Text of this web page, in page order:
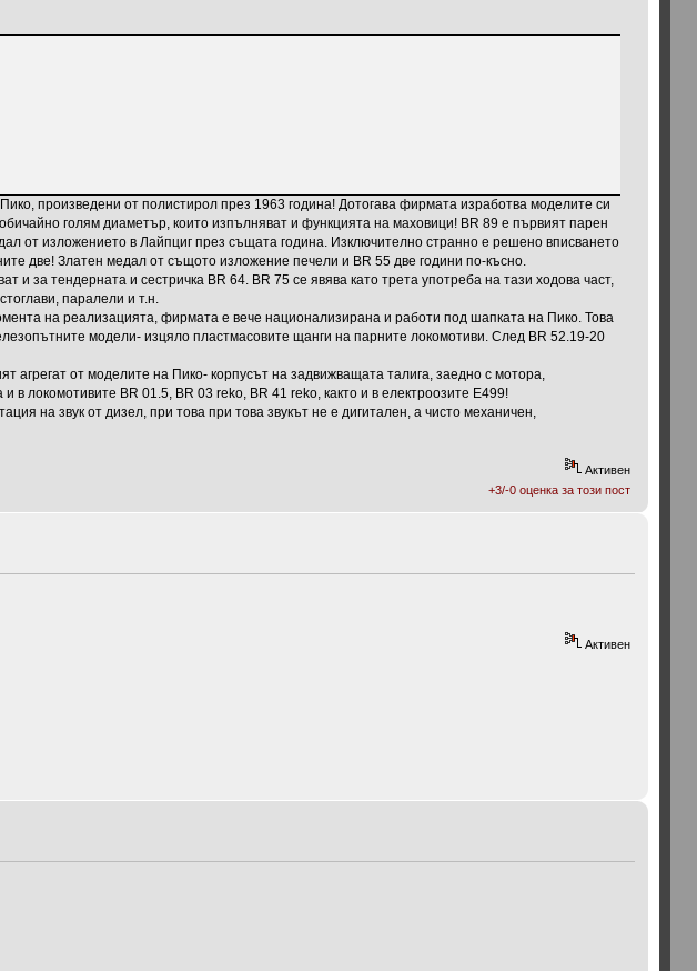
произведени от полистирол през 1963 година! Дотогава фирмата изработва моделите си
голям диаметър, които изпълняват и функцията на маховици! BR 89 e първият парен
от изложението в Лайпциг през същата година. Изключително странно е решено вписването
две! Златен медал от същото изложение печели и BR 55 две години по-късно.
и за тендерната и сестричка BR 64. BR 75 се явява като трета употреба на тази ходова част,
паралели и т.н.
на реализацията, фирмата е вече национализирана и работи под шапката на Пико. Това
модели- изцяло пластмасовите щанги на парните локомотиви. След BR 52.19-20
от моделите на Пико- корпусът на задвижващата талига, заедно с мотора,
локомотивите BR 01.5, BR 03 reko, BR 41 reko, както и в електроозите Е499!
на звук от дизел, при това при това звукът не е дигитален, а чисто механичен,
Активен
+3/-0 оценка за този пост
Активен